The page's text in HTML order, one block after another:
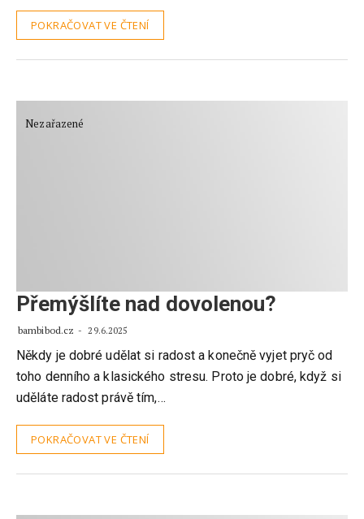
POKRAČOVAT VE ČTENÍ
Nezařazené
Přemýšlíte nad dovolenou?
bambibod.cz 29.6.2025
Někdy je dobré udělat si radost a konečně vyjet pryč od
toho denního a klasického stresu. Proto je dobré, když si
uděláte radost právě tím,…
POKRAČOVAT VE ČTENÍ